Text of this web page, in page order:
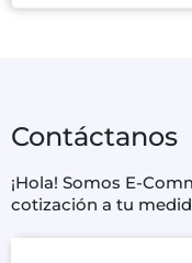
Contáctanos
¡Hola! Somos E-
cotización a tu